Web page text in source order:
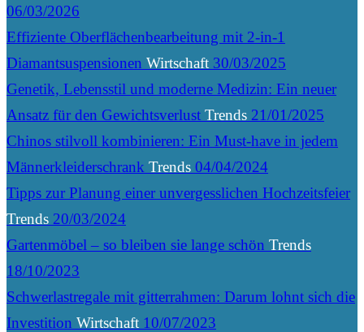
06/03/2026
Effiziente Oberflächenbearbeitung mit 2-in-1
Diamantsuspensionen Wirtschaft 30/03/2025
Genetik, Lebensstil und moderne Medizin: Ein neuer
Ansatz für den Gewichtsverlust Trends 21/01/2025
Chinos stilvoll kombinieren: Ein Must-have in jedem
Männerkleiderschrank Trends 04/04/2024
Tipps zur Planung einer unvergesslichen Hochzeitsfeier
Trends 20/03/2024
Gartenmöbel – so bleiben sie lange schön Trends
18/10/2023
Schwerlastregale mit gitterrahmen: Darum lohnt sich die
Investition Wirtschaft 10/07/2023